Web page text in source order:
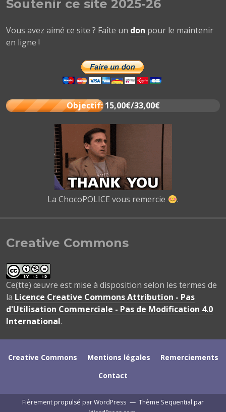
Soutenir ce site 2025-26
Vous avez aimé ce site ? Faîte un don pour le maintenir
en ligne !
Objectif: 15,00€/33,00€
La ChocoPOLICE vous remercie .
Creative Commons
Ce(tte) œuvre est mise à disposition selon les termes de
la Licence Creative Commons Attribution - Pas
d'Utilisation Commerciale - Pas de Modification 4.0
International.
Creative Commons Mentions légales
Remerciements
Contact
Fièrement propulsé par WordPress — Thème Sequential par